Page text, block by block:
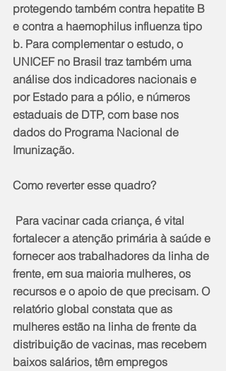
protegendo também contra hepatite B
e contra a haemophilus influenza tipo
b. Para complementar o estudo, o
UNICEF no Brasil traz também uma
análise dos indicadores nacionais e
por Estado para a pólio, e números
estaduais de DTP, com base nos
dados do Programa Nacional de
Imunização.
Como reverter esse quadro?
fortalecer a atenção primária à saúde e
fornecer aos trabalhadores da linha de
frente, em sua maioria mulheres, os
recursos e o apoio de que precisam. O
relatório global constata que as
mulheres estão na linha de frente da
distribuição de vacinas, mas recebem
baixos salários, têm empregos